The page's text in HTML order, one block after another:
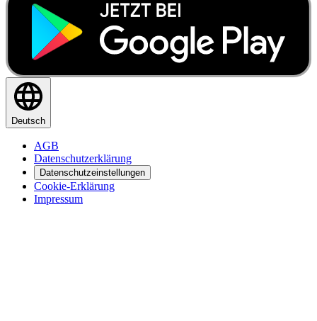
Deutsch
AGB
Datenschutzerklärung
Datenschutzeinstellungen
Cookie-Erklärung
Impressum